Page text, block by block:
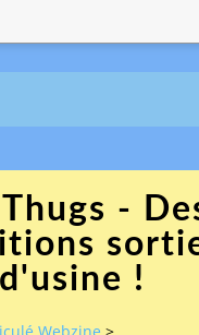
Thugs -
d'usine !